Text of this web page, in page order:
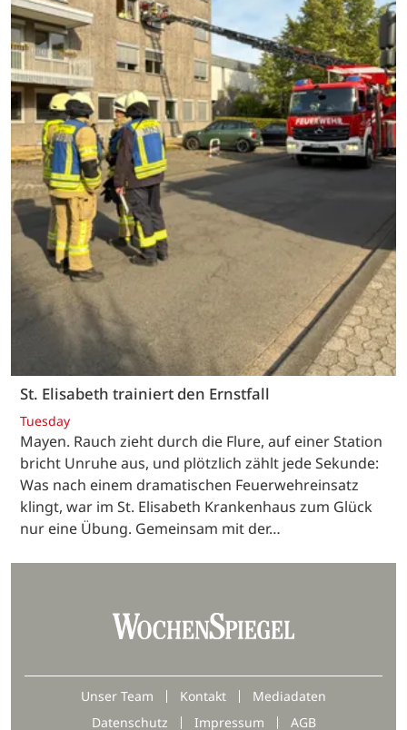
St. Elisabeth trainiert den Ernstfall
Tuesday
Mayen. Rauch zieht durch die Flure, auf einer Station
bricht Unruhe aus, und plötzlich zählt jede Sekunde:
Was nach einem dramatischen Feuerwehreinsatz
klingt, war im St. Elisabeth Krankenhaus zum Glück
nur eine Übung. Gemeinsam mit der…
Unser Team Kontakt
Mediadaten
Datenschutz
Impressum AGB